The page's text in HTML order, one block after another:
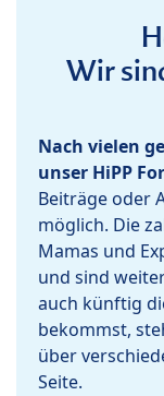
Wir
Nach vielen
unser HiPP
Beiträge oder
möglich. Die
Mamas und
und sind
auch künftig
bekommst,
über
Seite.